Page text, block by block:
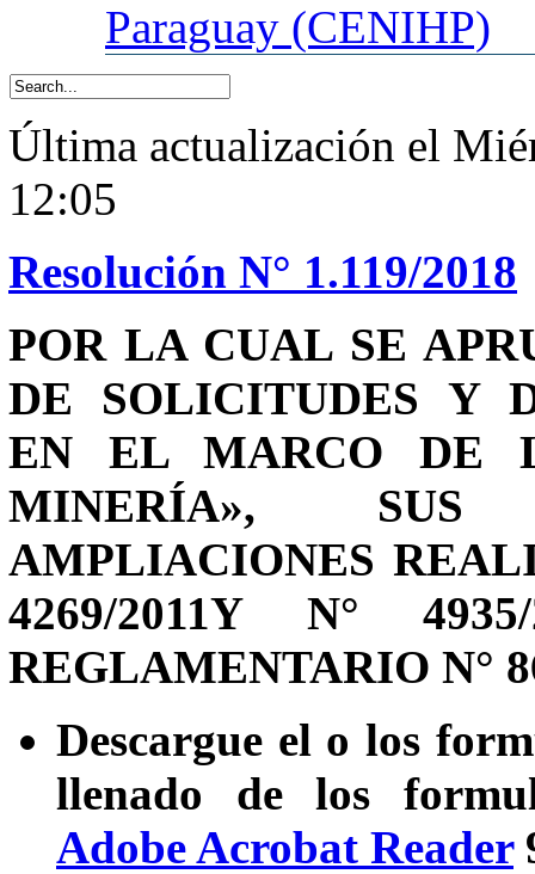
Paraguay (CENIHP)
Última actualización el
12:05
Resolución N° 1.119/2018
POR LA CUAL SE
DE SOLICITUDES Y
EN EL MARCO DE
MINERÍA», SUS
AMPLIACIONES
4269/2011Y N°
REGLAMENTARIO N°
Descargue el o los
llenado de los
Adobe Acrobat Reader